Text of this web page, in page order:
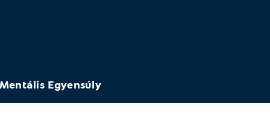
Mentális Egyensúly